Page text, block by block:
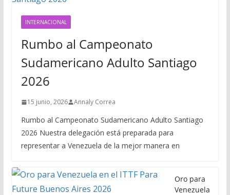
INTERNACIONAL
Rumbo al Campeonato
Sudamericano Adulto Santiago
2026
15 junio, 2026 Annaly Correa
Rumbo al Campeonato Sudamericano Adulto Santiago
2026 Nuestra delegación está preparada para
representar a Venezuela de la mejor manera en
Oro para
Venezuela